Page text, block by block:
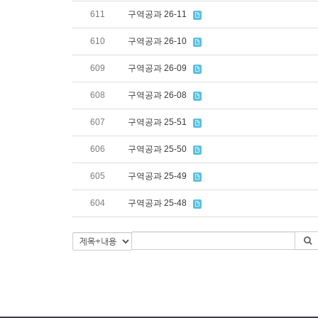
611 구역공과 26-11
610 구역공과 26-10
609 구역공과 26-09
608 구역공과 26-08
607 구역공과 25-51
606 구역공과 25-50
605 구역공과 25-49
604 구역공과 25-48